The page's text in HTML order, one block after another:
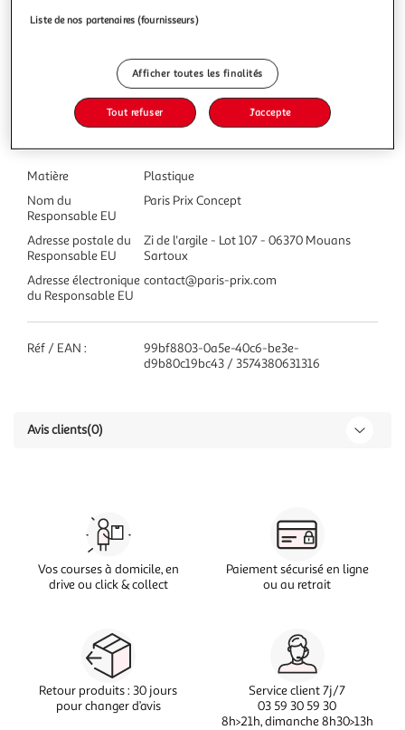
Caractéristiques
Matière
Plastique
Nom du
Responsable EU
Paris Prix Concept
Adresse postale du
Responsable EU
Zi de l'argile - Lot 107 - 06370 Mouans
Sartoux
Adresse électronique
du Responsable EU
contact@paris-prix.com
Réf / EAN :
99bf8803-0a5e-40c6-be3e-
d9b80c19bc43 / 3574380631316
Avis clients(0)
Vos courses à domicile, en
drive ou click & collect
Paiement sécurisé en ligne
ou au retrait
Retour produits : 30 jours
pour changer d’avis
Service client 7j/7
03 59 30 59 30
8h>21h, dimanche 8h30>13h
Liste de nos partenaires (fournisseurs)
Afficher toutes les finalités
Tout refuser J'accepte